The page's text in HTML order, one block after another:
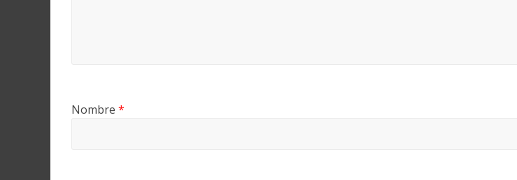
Nombre *